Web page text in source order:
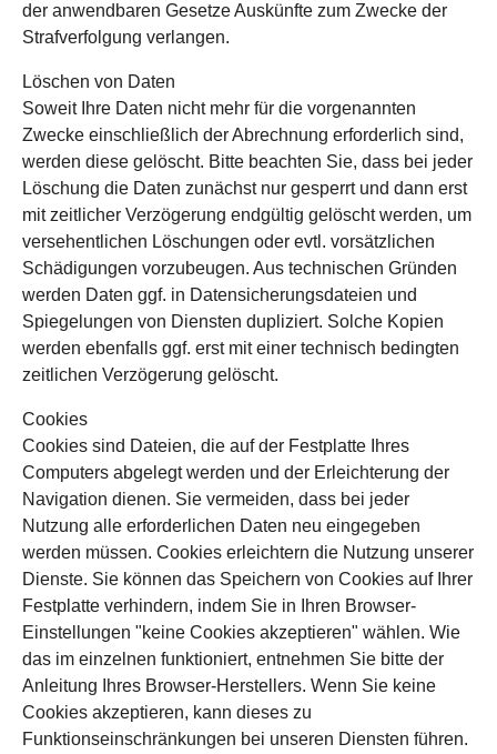
der anwendbaren Gesetze Auskünfte zum Zwecke der
Strafverfolgung verlangen.
Löschen von Daten
Soweit Ihre Daten nicht mehr für die vorgenannten
Zwecke einschließlich der Abrechnung erforderlich sind,
werden diese gelöscht. Bitte beachten Sie, dass bei jeder
Löschung die Daten zunächst nur gesperrt und dann erst
mit zeitlicher Verzögerung endgültig gelöscht werden, um
versehentlichen Löschungen oder evtl. vorsätzlichen
Schädigungen vorzubeugen. Aus technischen Gründen
werden Daten ggf. in Datensicherungsdateien und
Spiegelungen von Diensten dupliziert. Solche Kopien
werden ebenfalls ggf. erst mit einer technisch bedingten
zeitlichen Verzögerung gelöscht.
Cookies
Cookies sind Dateien, die auf der Festplatte Ihres
Computers abgelegt werden und der Erleichterung der
Navigation dienen. Sie vermeiden, dass bei jeder
Nutzung alle erforderlichen Daten neu eingegeben
werden müssen. Cookies erleichtern die Nutzung unserer
Dienste. Sie können das Speichern von Cookies auf Ihrer
Festplatte verhindern, indem Sie in Ihren Browser-
Einstellungen "keine Cookies akzeptieren" wählen. Wie
das im einzelnen funktioniert, entnehmen Sie bitte der
Anleitung Ihres Browser-Herstellers. Wenn Sie keine
Cookies akzeptieren, kann dieses zu
Funktionseinschränkungen bei unseren Diensten führen.